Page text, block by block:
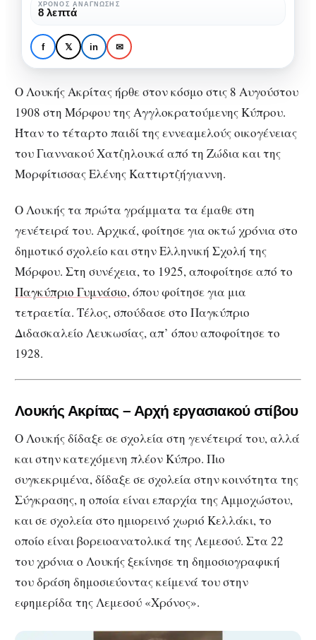
ΑΦΙΕΡΏΜΑΤΑ ΣΥΓΓΡΑΦΕΊΣ
Λουκής Ακρίτας:
Ελληνοκύπριος
Πολιτικός με σημαντικό
έργο
σημαντικό
έργο
ΧΡΌΝΟΣ ΑΝΆΓΝΩΣΗΣ
8 λεπτά
f 𝕏 in ✉
Ο Λουκής Ακρίτας ήρθε στον κόσμο στις 8 Αυγούστου
1908 στη Μόρφου της Αγγλοκρατούμενης Κύπρου.
Ήταν το τέταρτο παιδί της εννεαμελούς οικογένειας
του Γιαννακού Χατζηλουκά από τη Ζώδια και της
Μορφίτισσας Ελένης Καττιρτζήγιαννη.
Ο Λουκής τα πρώτα γράμματα τα έμαθε στη
γενέτειρά του. Αρχικά, φοίτησε για οκτώ χρόνια στο
δημοτικό σχολείο και στην Ελληνική Σχολή της
Μόρφου. Στη συνέχεια, το 1925, αποφοίτησε από το
Παγκύπριο Γυμνάσιο, όπου φοίτησε για μια
τετραετία. Τέλος, σπούδασε στο Παγκύπριο
Διδασκαλείο Λευκωσίας, απ’ όπου αποφοίτησε το
1928.
Λουκής Ακρίτας – Αρχή εργασιακού στίβου
Ο Λουκής δίδαξε σε σχολεία στη γενέτειρά του, αλλά
και στην κατεχόμενη πλέον Κύπρο. Πιο
συγκεκριμένα, δίδαξε σε σχολεία στην κοινότητα της
Σύγκρασης, η οποία είναι επαρχία της Αμμοχώστου,
και σε σχολεία στο ημιορεινό χωριό Κελλάκι, το
οποίο είναι βορειοανατολικά της Λεμεσού. Στα 22
του χρόνια ο Λουκής ξεκίνησε τη δημοσιογραφική
του δράση δημοσιεύοντας κείμενά του στην
εφημερίδα της Λεμεσού «Χρόνος».